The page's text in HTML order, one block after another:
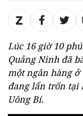
Lúc 16 giờ 10
Quảng Ninh đã
một ngân hàng
đang lẩn trốn tại
Uông Bí.